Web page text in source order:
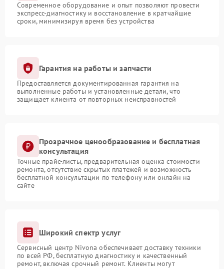
Современное оборудование и опыт позволяют провести
экспресс-диагностику и восстановление в кратчайшие
сроки, минимизируя время без устройства
Гарантия на работы и запчасти
Предоставляется документированная гарантия на
выполненные работы и установленные детали, что
защищает клиента от повторных неисправностей
Прозрачное ценообразование и бесплатная
консультация
Точные прайс-листы, предварительная оценка стоимости
ремонта, отсутствие скрытых платежей и возможность
бесплатной консультации по телефону или онлайн на
сайте
Широкий спектр услуг
Сервисный центр Nivona обеспечивает доставку техники
по всей РФ, бесплатную диагностику и качественный
ремонт, включая срочный ремонт. Клиенты могут